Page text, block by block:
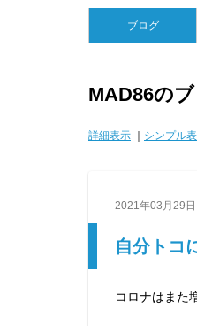
ブログ
MAD86の
詳細表示 シンプル
2021年03月29日
自分トコ
コロナはまた